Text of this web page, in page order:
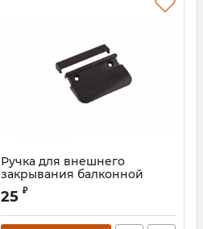
Ручка для внешнего
закрывания балконной
двери чёрная
25 ₽